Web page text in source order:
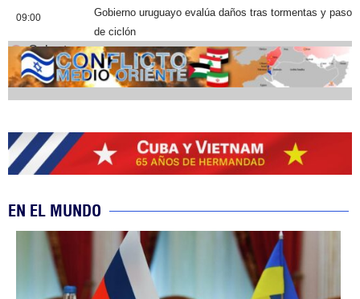
09:00
Gobierno uruguayo evalúa daños tras tormentas y paso
de ciclón
Cobertura
EN EL MUNDO